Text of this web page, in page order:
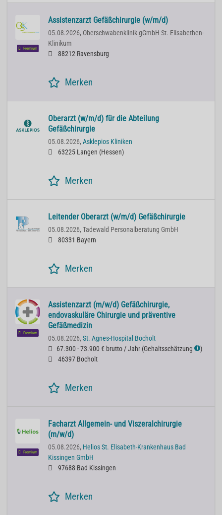
Premium
Assistenzarzt Gefäßchirurgie (w/m/d)
05.08.2026, Oberschwabenklinik gGmbH St. Elisabethen-
Klinikum
88212 Ravensburg
Merken
Oberarzt (w/m/d) für die Abteilung
Gefäßchirurgie
05.08.2026, Asklepios Kliniken
63225 Langen (Hessen)
Merken
Leitender Oberarzt (w/m/d) Gefäßchirurgie
05.08.2026, Tadewald Personalberatung GmbH
80331 Bayern
Merken
Premium
Assistenzarzt (m/w/d) Gefäßchirurgie,
endovaskuläre Chirurgie und präventive
Gefäßmedizin
05.08.2026, St. Agnes-Hospital Bocholt
67.300 - 73.900 € brutto / Jahr (Gehaltsschätzung ℹ )
46397 Bocholt
Merken
Premium
Facharzt Allgemein- und Viszeralchirurgie
(m/w/d)
05.08.2026, Helios St. Elisabeth-Krankenhaus Bad
Kissingen GmbH
97688 Bad Kissingen
Merken